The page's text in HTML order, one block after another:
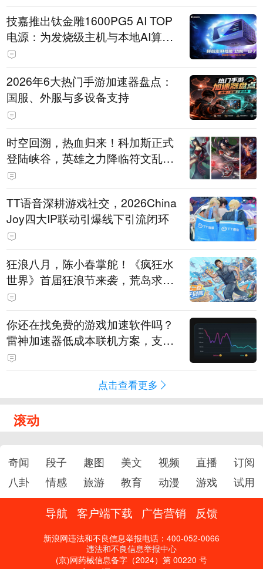
技嘉推出钛金雕1600PG5 AI TOP
电源：为发烧级主机与本地AI算力
打造旗舰供电方案
2026年6大热门手游加速器盘点：
国服、外服与多设备支持
时空回溯，热血归来！科加斯正式
登陆峡谷，英雄之力降临符文乱
斗！
TT语音深耕游戏社交，2026China
Joy四大IP联动引爆线下引流闭环
狂浪八月，陈小春掌舵！《疯狂水
世界》首届狂浪节来袭，荒岛求生
直播即将开启
你还在找免费的游戏加速软件吗？
雷神加速器低成本联机方案，支持
免费试用
点击查看更多
滚动
奇闻 段子 趣图 美文 视频 直播
订阅
八卦
情感 旅游 教育 动漫 游戏 试用
导航 客户端下载 广告营销 反馈
新浪网违法和不良信息举报电话：400-052-0066
违法和不良信息举报中心
(京)网药械信息备字（2024）第 00220 号